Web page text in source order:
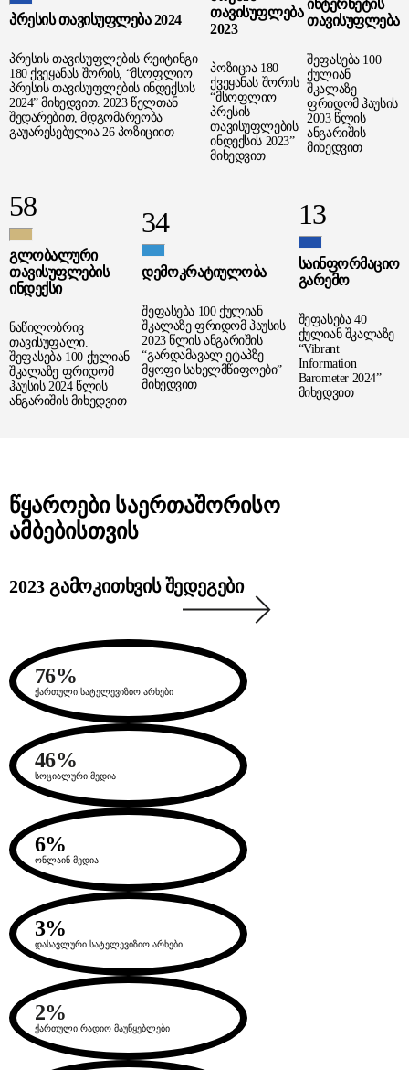
ᲞᲠᲔᲡᲘᲡ ᲗᲐᲕᲘᲡᲣᲤᲚᲔᲑᲐ 2024
პრესის თავისუფლების რეიტინგი
180 ქვეყანას შორის, “მსოფლიო
პრესის თავისუფლების ინდექსის
2024” მიხედვით. 2023 წელთან
შედარებით, მდგომარეობა
გაუარესებულია 26 პოზიციით
ᲗᲐᲕᲘᲡᲣᲤᲚᲔᲑᲐ
2023
პოზიცია 180
ქვეყანას შორის
“მსოფლიო
პრესის
თავისუფლების
ინდექსის 2023”
მიხედვით
ᲘᲜᲢᲔᲠᲜᲔᲢᲘᲡ
ᲗᲐᲕᲘᲡᲣᲤᲚᲔᲑᲐ
შეფასება 100
ქულიან
შკალაზე
ფრიდომ ჰაუსის
2003 წლის
ანგარიშის
მიხედვით
58
ᲒᲚᲝᲑᲐᲚᲣᲠᲘ
ᲗᲐᲕᲘᲡᲣᲤᲚᲔᲑᲘᲡ
ᲘᲜᲓᲔᲥᲡᲘ
ნაწილობრივ
თავისუფალი.
შეფასება 100 ქულიან
შკალაზე ფრიდომ
ჰაუსის 2024 წლის
ანგარიშის მიხედვით
34
ᲓᲔᲛᲝᲙᲠᲐᲢᲘᲣᲚᲝᲑᲐ
შეფასება 100 ქულიან
შკალაზე ფრიდომ ჰაუსის
2023 წლის ანგარიშის
“გარდამავალ ეტაპზე
მყოფი სახელმწიფოები”
მიხედვით
13
ᲡᲐᲘᲜᲤᲝᲠᲛᲐᲪᲘᲝ
ᲒᲐᲠᲔᲛᲝ
შეფასება 40
ქულიან შკალაზე
“Vibrant
Information
Barometer 2024”
მიხედვით
ᲬᲧᲐᲠᲝᲔᲑᲘ ᲡᲐᲔᲠᲗᲐᲨᲝᲠᲘᲡᲝ
ᲐᲛᲑᲔᲑᲘᲡᲗᲕᲘᲡ
2023 გამოკითხვის შედეგები
76%
ქართული სატელევიზიო არხები
46%
სოციალური მედია
6%
ონლაინ მედია
3%
დასავლური სატელევიზიო არხები
2%
ქართული რადიო მაუწყებლები